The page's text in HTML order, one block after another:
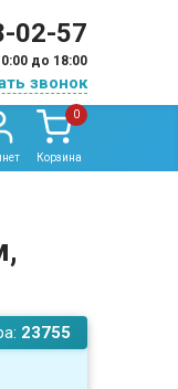
02-57
до 18:00
звонок
0
Корзина
23755